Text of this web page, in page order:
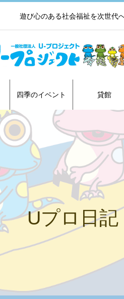
遊び心のある社会福祉を次世代
四季のイベント 貸館
Uプロ日記